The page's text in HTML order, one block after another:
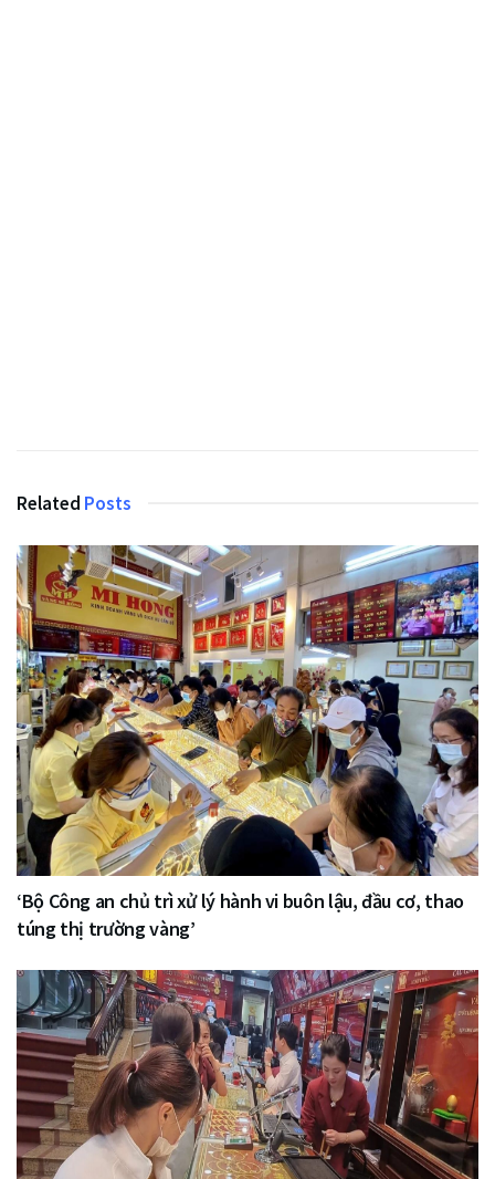
Related Posts
‘Bộ Công an chủ trì xử lý hành vi buôn lậu, đầu cơ, thao
túng thị trường vàng’